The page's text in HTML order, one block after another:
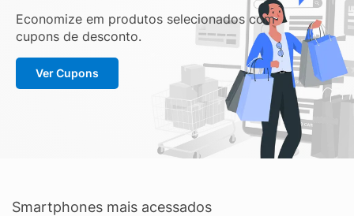
Economize em produtos selecionados com
cupons de desconto.
Ver Cupons
Smartphones mais acessados